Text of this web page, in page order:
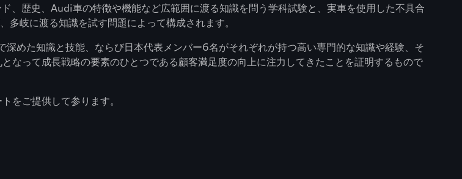
、歴史、Audi車の特徴や機能など広範囲に渡る知識を問う学科試験と、実車を使用した不具合
岐に渡る知識を試す問題によって構成されます。
めた知識と技能、ならび日本代表メンバー6名がそれぞれが持つ高い専門的な知識や経験、そ
なって成長戦略の要素のひとつである顧客満足度の向上に注力してきたことを証明するもので
をご提供して参ります。